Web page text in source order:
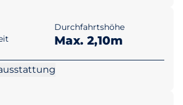
Durchfahrtshöhe
Max. 2,10m